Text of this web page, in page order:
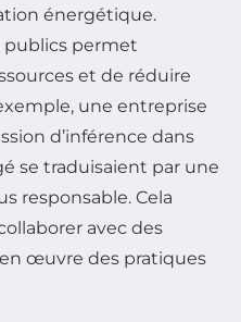
énergétique.
publics permet
et de réduire
une entreprise
d’inférence dans
se traduisaient par une
responsable. Cela
avec des
œuvre des pratiques